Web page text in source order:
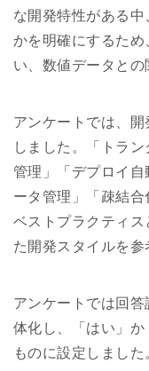
な開発特性がある
かを明確にするた
い、数値データとの
アンケートでは、
しました。「トラ
管理」「デプロイ
ータ管理」「疎結
ベストプラクティ
た開発スタイルを参
アンケートでは回
体化し、「はい」
ものに設定しました